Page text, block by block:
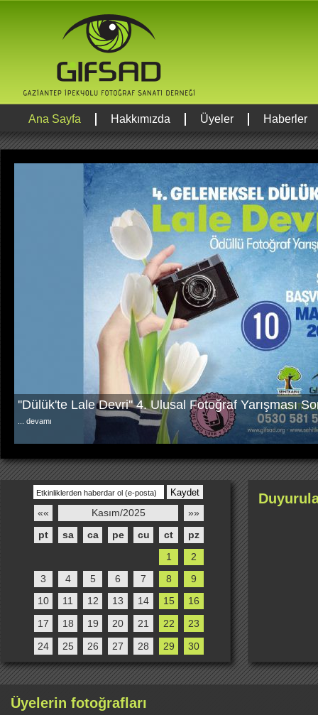
Ana Sayfa Hakkımızda Üyeler Haberler
''Dülük'te Lale Devri'' 4. Ulusal Fotoğraf Yarışması
devamı
«« Kasım/2025
»»
pt
sa ca pe cu ct
pz
1
2
3
4 5 6 7 8
9
10
11 12 13 14 15
16
17
18 19 20 21 22
23
24
25 26 27 28 29 30
Üyelerin fotoğrafları